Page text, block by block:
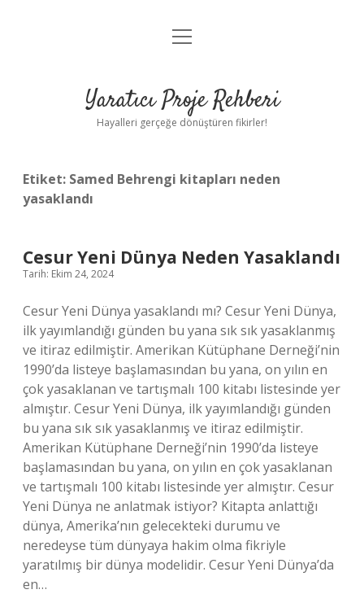
Anasayfa
Yasal Uyarı
menüyü
Yaratıcı Proje Rehberi
Hayalleri gerçeğe dönüştüren fikirler!
Etiket: Samed Behrengi kitapları neden
yasaklandı
Cesur Yeni Dünya Neden Yasaklandı
Tarih: Ekim 24, 2024
Cesur Yeni Dünya yasaklandı mı? Cesur Yeni Dünya,
ilk yayımlandığı günden bu yana sık sık yasaklanmış
ve itiraz edilmiştir. Amerikan Kütüphane Derneği’nin
1990’da listeye başlamasından bu yana, on yılın en
çok yasaklanan ve tartışmalı 100 kitabı listesinde yer
almıştır. Cesur Yeni Dünya, ilk yayımlandığı günden
bu yana sık sık yasaklanmış ve itiraz edilmiştir.
Amerikan Kütüphane Derneği’nin 1990’da listeye
başlamasından bu yana, on yılın en çok yasaklanan
ve tartışmalı 100 kitabı listesinde yer almıştır. Cesur
Yeni Dünya ne anlatmak istiyor? Kitapta anlattığı
dünya, Amerika’nın gelecekteki durumu ve
neredeyse tüm dünyaya hakim olma fikriyle
yaratılmış bir dünya modelidir. Cesur Yeni Dünya’da
en…